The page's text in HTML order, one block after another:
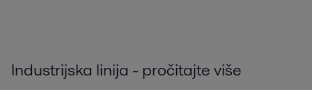
Industrijska linija - pročitajte više